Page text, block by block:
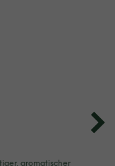
aromatischer